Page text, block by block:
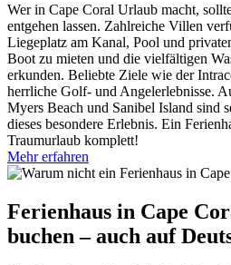
Wer in Cape Coral Urlaub macht,
entgehen lassen. Zahlreiche Villen
Liegeplatz am Kanal, Pool und
Boot zu mieten und die vielfältigen
erkunden. Beliebte Ziele wie der
herrliche Golf- und Angelerlebnisse.
Myers Beach und Sanibel Island sind
dieses besondere Erlebnis. Ein
Traumurlaub komplett!
Mehr erfahren
Ferienhaus in Cape
buchen – auch auf